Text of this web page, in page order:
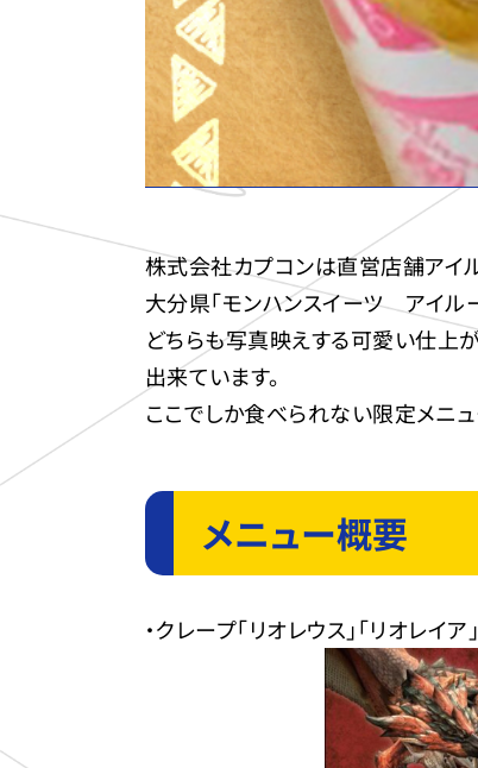
株式会社カプコンは直営店舗アイ
大分県「モンハンスイーツ アイルー
どちらも写真映えする可愛い仕上
出来ています。
ここでしか食べられない限定メニ
メニュー概要
・クレープ「リオレウス」「リオレイ